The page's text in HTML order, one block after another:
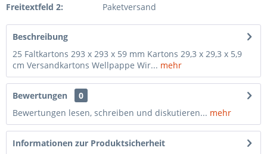
Freitextfeld 2:
Paketversand
Beschreibung
25 Faltkartons 293 x 293 x 59 mm Kartons 29,3 x 29,3 x 5,9
cm Versandkartons Wellpappe Wir... mehr
Bewertungen
0
Bewertungen lesen, schreiben und diskutieren... mehr
Informationen zur Produktsicherheit